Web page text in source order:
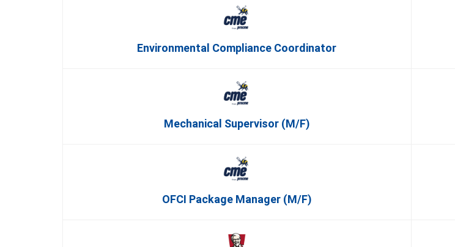
Environmental Compliance Coordinator
Mechanical Supervisor (m/f)
OFCI Package Manager (m/f)